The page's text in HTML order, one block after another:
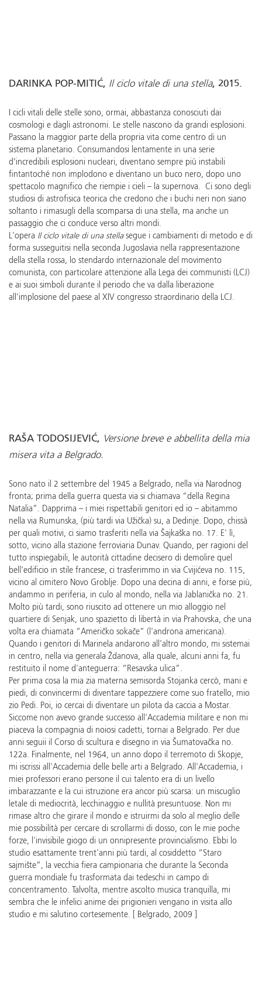
DARINKA POP-MITIĆ, Il ciclo vitale di una stella, 2015.
I cicli vitali delle stelle sono, ormai, abbastanza conosciuti dai
cosmologi e dagli astronomi. Le stelle nascono da grandi esplosioni.
Passano la maggior parte della propria vita come centro di un
sistema planetario. Consumandosi lentamente in una serie
d’incredibili esplosioni nucleari, diventano sempre più instabili
fintantoché non implodono e diventano un buco nero, dopo uno
spettacolo magnifico che riempie i cieli – la supernova. Ci sono degli
studiosi di astrofisica teorica che credono che i buchi neri non siano
soltanto i rimasugli della scomparsa di una stella, ma anche un
passaggio che ci conduce verso altri mondi.
L'opera Il ciclo vitale di una stellasegue i cambiamenti di metodo e di
forma susseguitisi nella seconda Jugoslavia nella rappresentazione
della stella rossa, lo stendardo internazionale del movimento
comunista, con particolare attenzione alla Lega dei communisti (LCJ)
e ai suoi simboli durante il periodo che va dalla liberazione
all'implosione del paese al XIV congresso straordinario della LCJ.
RAŠA TODOSIJEVIĆ, Versione breve e abbellita della mia
misera vita a Belgrado.
Sono nato il 2 settembre del 1945 a Belgrado, nella via Narodnog
fronta; prima della guerra questa via si chiamava “della Regina
Natalia”. Dapprima – i miei rispettabili genitori ed io – abitammo
nella via Rumunska, (più tardi via Užička) su, a Dedinje. Dopo, chissà
per quali motivi, ci siamo trasferiti nella via Šajkaška no. 17. E' lì,
sotto, vicino alla stazione ferroviaria Dunav. Quando, per ragioni del
tutto inspiegabili, le autorità cittadine decisero di demolire quel
bell’edificio in stile francese, ci trasferimmo in via Cvijićeva no. 115,
vicino al cimitero Novo Groblje. Dopo una decina di anni, e forse più,
andammo in periferia, in culo al mondo, nella via Jablanička no. 21.
Molto più tardi, sono riuscito ad ottenere un mio alloggio nel
quartiere di Senjak, uno spazietto di libertà in via Prahovska, che una
volta era chiamata “Američko sokače” (l'androna americana).
Quando i genitori di Marinela andarono all'altro mondo, mi sistemai
in centro, nella via generala Ždanova, alla quale, alcuni anni fa, fu
restituito il nome d'anteguerra: “Resavska ulica”.
Per prima cosa la mia zia materna semisorda Stojanka cercò, mani e
piedi, di convincermi di diventare tappezziere come suo fratello, mio
zio Pedi. Poi, io cercai di diventare un pilota da caccia a Mostar.
Siccome non avevo grande successo all'Accademia militare e non mi
piaceva la compagnia di noiosi cadetti, tornai a Belgrado. Per due
anni seguii il Corso di scultura e disegno in via Šumatovačka no.
122a. Finalmente, nel 1964, un anno dopo il terremoto di Skopje,
mi iscrissi all'Accademia delle belle arti a Belgrado. All'Accademia, i
miei professori erano persone il cui talento era di un livello
imbarazzante e la cui istruzione era ancor più scarsa: un miscuglio
letale di mediocrità, lecchinaggio e nullità presuntuose. Non mi
rimase altro che girare il mondo e istruirmi da solo al meglio delle
mie possibilità per cercare di scrollarmi di dosso, con le mie poche
forze, l'invisibile giogo di un onnipresente provincialismo. Ebbi lo
studio esattamente trent'anni più tardi, al cosiddetto “Staro
sajmište”, la vecchia fiera campionaria che durante la Seconda
guerra mondiale fu trasformata dai tedeschi in campo di
concentramento. Talvolta, mentre ascolto musica tranquilla, mi
sembra che le infelici anime dei prigionieri vengano in visita allo
studio e mi salutino cortesemente. [ Belgrado, 2009 ]